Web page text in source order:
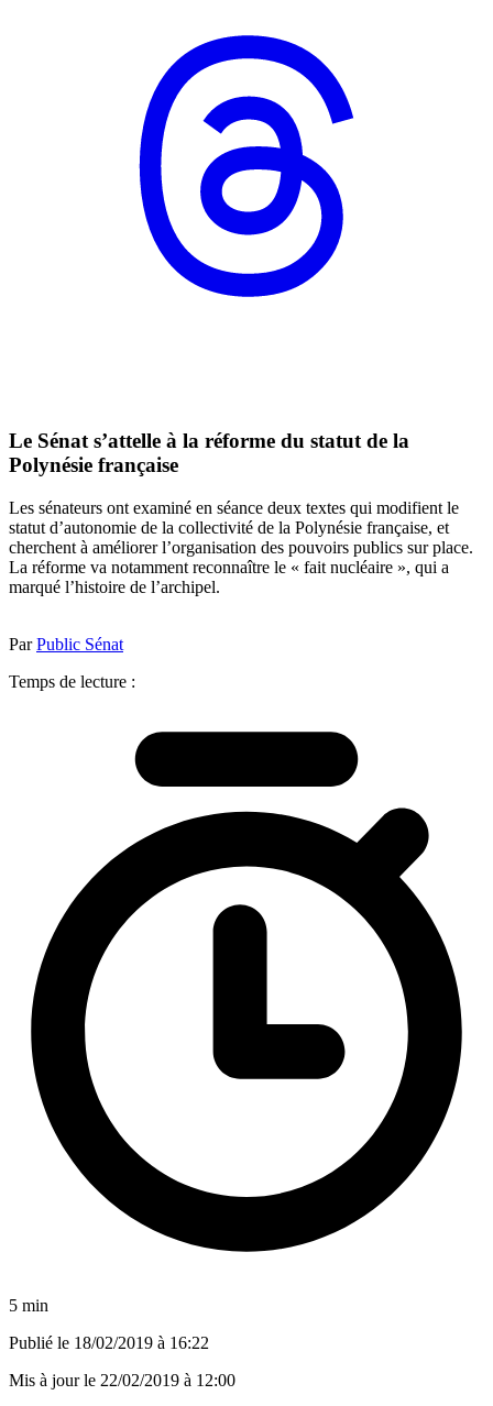
Le Sénat s’attelle à la réforme du statut de la
Polynésie française
Les sénateurs ont examiné en séance deux textes qui modifient le
statut d’autonomie de la collectivité de la Polynésie française, et
cherchent à améliorer l’organisation des pouvoirs publics sur place.
La réforme va notamment reconnaître le « fait nucléaire », qui a
marqué l’histoire de l’archipel.
ParPublic Sénat
Temps de lecture :
5 min
Publié le 18/02/2019 à 16:22
Mis à jour le 22/02/2019 à 12:00